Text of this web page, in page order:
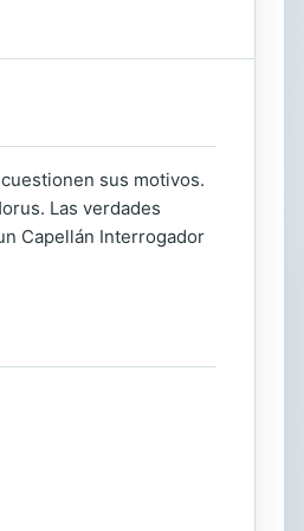
sus motivos.
Las verdades
Capellán Interrogador